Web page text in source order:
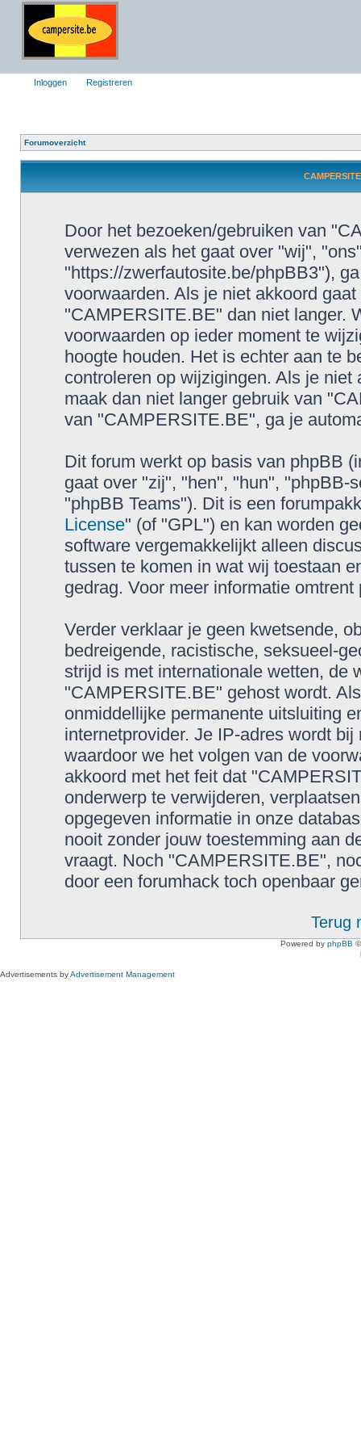
Inloggen Registreren
Forumoverzicht
Door het bezoeken/gebruiken van
verwezen als het gaat over "wij",
"https://zwerfautosite.be/phpBB3"),
voorwaarden. Als je niet akkoord
"CAMPERSITE.BE" dan niet langer.
voorwaarden op ieder moment te
hoogte houden. Het is echter aan te
controleren op wijzigingen. Als je
maak dan niet langer gebruik van
van "CAMPERSITE.BE", ga je
Dit forum werkt op basis van phpBB
gaat over "zij", "hen", "hun", "phpBB-
"phpBB Teams"). Dit is een
License" (of "GPL") en kan worden
software vergemakkelijkt alleen
tussen te komen in wat wij toestaan
gedrag. Voor meer informatie
Verder verklaar je geen kwetsende,
bedreigende, racistische, seksueel-
strijd is met internationale wetten, de
"CAMPERSITE.BE" gehost wordt.
onmiddellijke permanente uitsluiting
internetprovider. Je IP-adres wordt
waardoor we het volgen van de
akkoord met het feit dat
onderwerp te verwijderen,
opgegeven informatie in onze
nooit zonder jouw toestemming aan
vraagt. Noch "CAMPERSITE.BE",
door een forumhack toch openbaar
Terug
Powered by phpBB
Advertisements byAdvertisement Management